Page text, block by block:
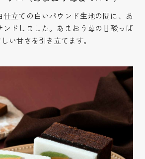
仕立ての白いパウンド生地の間に、あ
ンドしました。あまおう苺の甘酸っぱ
い甘さを引き立てます。